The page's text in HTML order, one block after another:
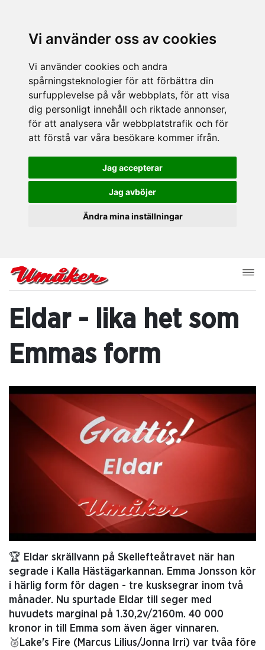
Vi använder oss av cookies
Vi använder cookies och andra
spårningsteknologier för att förbättra din
surfupplevelse på vår webbplats, för att visa
dig personligt innehåll och riktade annonser,
för att analysera vår webbplatstrafik och för
att förstå var våra besökare kommer ifrån.
Jag accepterar
Jag avböjer
Ändra mina inställningar
Eldar - lika het som
Emmas form
🏆 Eldar skrällvann på Skellefteåtravet när han
segrade i Kalla Hästägarkannan. Emma Jonsson kör
i härlig form för dagen - tre kusksegrar inom två
månader. Nu spurtade Eldar till seger med
huvudets marginal på 1.30,2v/2160m. 40 000
kronor in till Emma som även äger vinnaren.
🥈Lake's Fire (Marcus Lilius/Jonna Irri) var tvåa före